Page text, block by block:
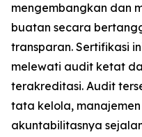
mengembangkan dan
buatan secara
transparan. Sertifikasi
melewati audit ketat
terakreditasi. Audit
tata kelola,
akuntabilitasnya